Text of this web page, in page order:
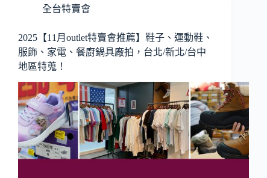
全台特賣會
2025【11月outlet特賣會推薦】鞋子、運動鞋、
服飾、家電、餐廚鍋具廠拍，台北/新北/台中
地區特蒐！